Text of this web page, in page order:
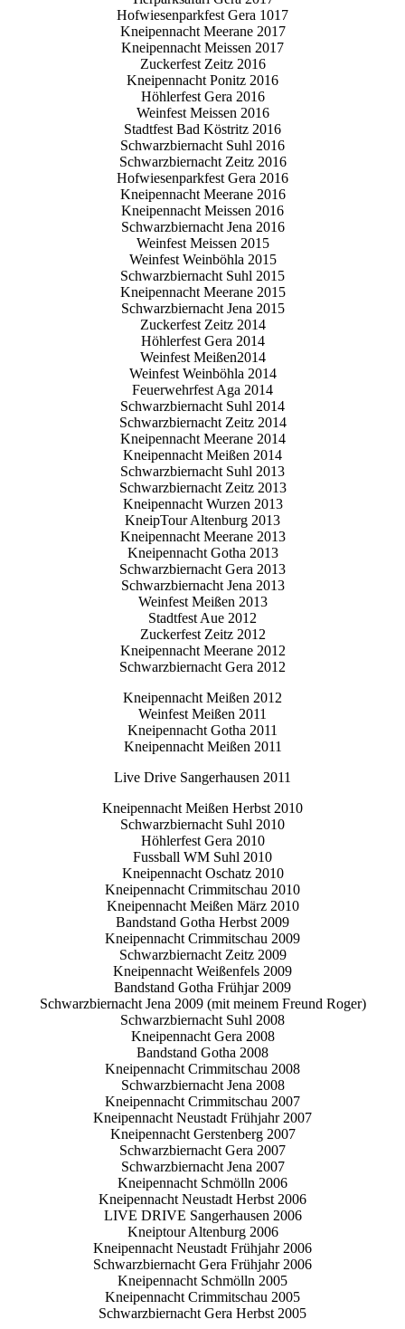
Hofwiesenparkfest Gera 1017
Kneipennacht Meerane 2017
Kneipennacht Meissen 2017
Zuckerfest Zeitz 2016
Kneipennacht Ponitz 2016
Höhlerfest Gera 2016
Weinfest Meissen 2016
Stadtfest Bad Köstritz 2016
Schwarzbiernacht Suhl 2016
Schwarzbiernacht Zeitz 2016
Hofwiesenparkfest Gera 2016
Kneipennacht Meerane 2016
Kneipennacht Meissen 2016
Schwarzbiernacht Jena 2016
Weinfest Meissen 2015
Weinfest Weinböhla 2015
Schwarzbiernacht Suhl 2015
Kneipennacht Meerane 2015
Schwarzbiernacht Jena 2015
Zuckerfest Zeitz 2014
Höhlerfest Gera 2014
Weinfest Meißen2014
Weinfest Weinböhla 2014
Feuerwehrfest Aga 2014
Schwarzbiernacht Suhl 2014
Schwarzbiernacht Zeitz 2014
Kneipennacht Meerane 2014
Kneipennacht Meißen 2014
Schwarzbiernacht Suhl 2013
Schwarzbiernacht Zeitz 2013
Kneipennacht Wurzen 2013
KneipTour Altenburg 2013
Kneipennacht Meerane 2013
Kneipennacht Gotha 2013
Schwarzbiernacht Gera 2013
Schwarzbiernacht Jena 2013
Weinfest Meißen 2013
Stadtfest Aue 2012
Zuckerfest Zeitz 2012
Kneipennacht Meerane 2012
Schwarzbiernacht Gera 2012
Kneipennacht Meißen 2012
Weinfest Meißen 2011
Kneipennacht Gotha 2011
Kneipennacht Meißen 2011
Live Drive Sangerhausen 2011
Kneipennacht Meißen Herbst 2010
Schwarzbiernacht Suhl 2010
Höhlerfest Gera 2010
Fussball WM Suhl 2010
Kneipennacht Oschatz 2010
Kneipennacht Crimmitschau 2010
Kneipennacht Meißen März 2010
Bandstand Gotha Herbst 2009
Kneipennacht Crimmitschau 2009
Schwarzbiernacht Zeitz 2009
Kneipennacht Weißenfels 2009
Bandstand Gotha Frühjar 2009
Schwarzbiernacht Jena 2009 (mit meinem Freund Roger)
Schwarzbiernacht Suhl 2008
Kneipennacht Gera 2008
Bandstand Gotha 2008
Kneipennacht Crimmitschau 2008
Schwarzbiernacht Jena 2008
Kneipennacht Crimmitschau 2007
Kneipennacht Neustadt Frühjahr 2007
Kneipennacht Gerstenberg 2007
Schwarzbiernacht Gera 2007
Schwarzbiernacht Jena 2007
Kneipennacht Schmölln 2006
Kneipennacht Neustadt Herbst 2006
LIVE DRIVE Sangerhausen 2006
Kneiptour Altenburg 2006
Kneipennacht Neustadt Frühjahr 2006
Schwarzbiernacht Gera Frühjahr 2006
Kneipennacht Schmölln 2005
Kneipennacht Crimmitschau 2005
Schwarzbiernacht Gera Herbst 2005